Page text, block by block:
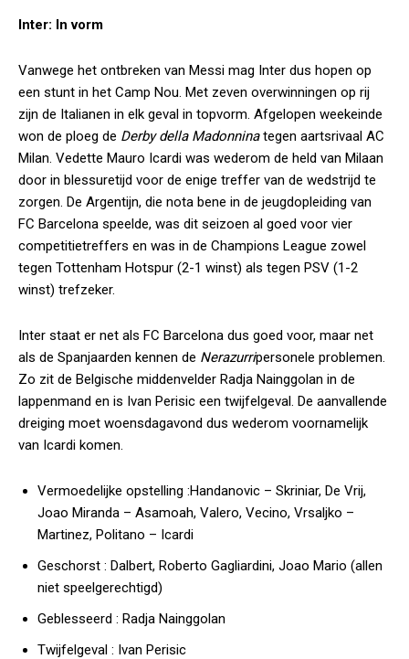
Inter: In vorm
Vanwege het ontbreken van Messi mag Inter dus hopen op
een stunt in het Camp Nou. Met zeven overwinningen op rij
zijn de Italianen in elk geval in topvorm. Afgelopen weekeinde
won de ploeg de Derby della Madonninategen aartsrivaal AC
Milan. Vedette Mauro Icardi was wederom de held van Milaan
door in blessuretijd voor de enige treffer van de wedstrijd te
zorgen. De Argentijn, die nota bene in de jeugdopleiding van
FC Barcelona speelde, was dit seizoen al goed voor vier
competitietreffers en was in de Champions League zowel
tegen Tottenham Hotspur (2-1 winst) als tegen PSV (1-2
winst) trefzeker.
Inter staat er net als FC Barcelona dus goed voor, maar net
als de Spanjaarden kennen de Nerazurripersonele problemen.
Zo zit de Belgische middenvelder Radja Nainggolan in de
lappenmand en is Ivan Perisic een twijfelgeval. De aanvallende
dreiging moet woensdagavond dus wederom voornamelijk
van Icardi komen.
Vermoedelijke opstelling :Handanovic – Skriniar, De Vrij,
Joao Miranda – Asamoah, Valero, Vecino, Vrsaljko –
Martinez, Politano – Icardi
Geschorst : Dalbert, Roberto Gagliardini, Joao Mario (allen
niet speelgerechtigd)
Geblesseerd : Radja Nainggolan
Twijfelgeval : Ivan Perisic